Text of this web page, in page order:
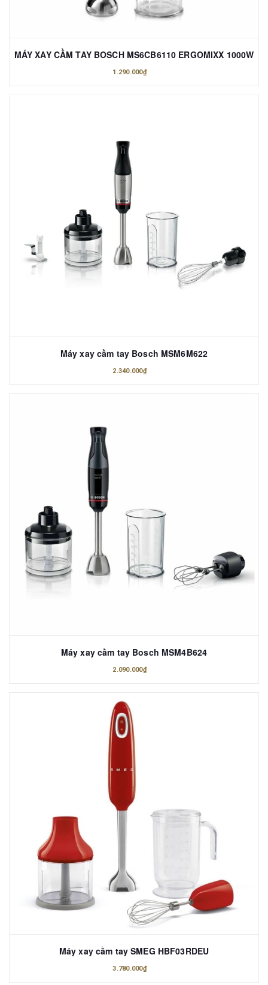
MÁY XAY CẦM TAY BOSCH MS6CB6110 ERGOMIXX 1000W
1.290.000₫
Máy xay cầm tay Bosch MSM6M622
2.340.000₫
Máy xay cầm tay Bosch MSM4B624
2.090.000₫
Máy xay cầm tay SMEG HBF03RDEU
3.780.000₫